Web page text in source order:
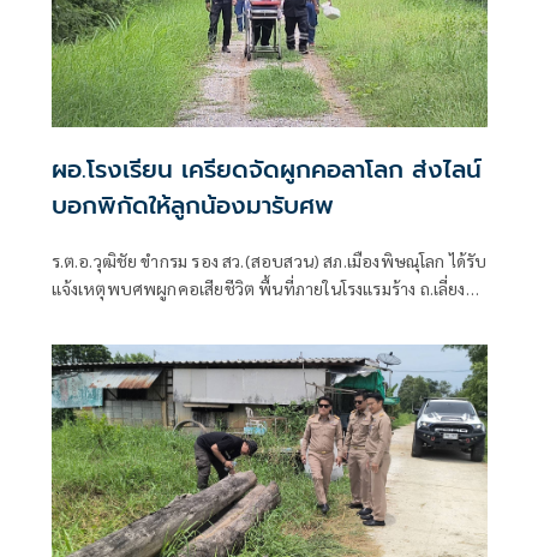
ผอ.โรงเรียน เครียดจัดผูกคอลาโลก ส่งไลน์
บอกพิกัดให้ลูกน้องมารับศพ
ร.ต.อ.วุฒิชัย ขำกรม รอง สว.(สอบสวน) สภ.เมืองพิษณุโลก ได้รับ
แจ้งเหตุพบศพผูกคอเสียชีวิต พื้นที่ภายในโรงแรมร้าง ถ.เลี่ยง
พิษณุโลก จึงรุดตรวจสอบที่เกิดเหตุพร้อมด้วยกู้ภัยพิษณุโลก
มูลนิธิประสาทบุญสถาน แพทย์เวรโรงพยาบาลพุทธชินราช
พิษณุโลก เมื่อมาถึงที่เกิดเหตุพบร่างผู้เสียชีวิตผูกคอตนเองใต้
ต้นยาง